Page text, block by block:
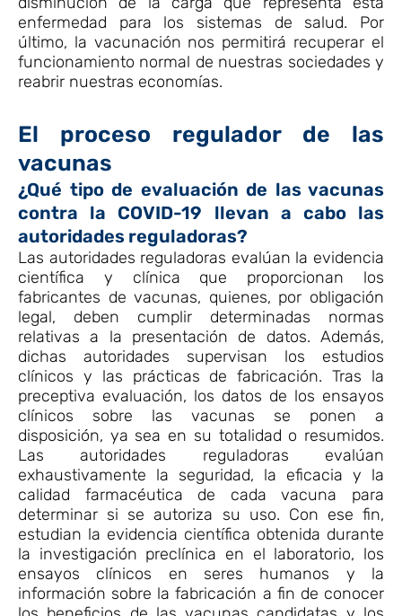
enfermedad para los sistemas de salud. Por
último, la vacunación nos permitirá recuperar el
funcionamiento normal de nuestras sociedades y
reabrir nuestras economías.
El proceso regulador de las
vacunas
¿Qué tipo de evaluación de las vacunas
contra la COVID-19 llevan a cabo las
autoridades reguladoras?
Las autoridades reguladoras evalúan la evidencia
científica y clínica que proporcionan los
fabricantes de vacunas, quienes, por obligación
legal, deben cumplir determinadas normas
relativas a la presentación de datos. Además,
dichas autoridades supervisan los estudios
clínicos y las prácticas de fabricación. Tras la
preceptiva evaluación, los datos de los ensayos
clínicos sobre las vacunas se ponen a
disposición, ya sea en su totalidad o resumidos.
Las autoridades reguladoras evalúan
exhaustivamente la seguridad, la eficacia y la
calidad farmacéutica de cada vacuna para
determinar si se autoriza su uso. Con ese fin,
estudian la evidencia científica obtenida durante
la investigación preclínica en el laboratorio, los
ensayos clínicos en seres humanos y la
información sobre la fabricación a fin de conocer